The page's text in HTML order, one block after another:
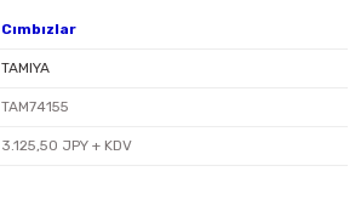
Cımbızlar
TAMIYA
TAM74155
3.125,50 JPY + KDV